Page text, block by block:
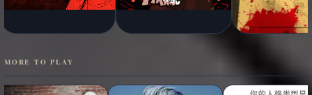
MORE TO PLAY